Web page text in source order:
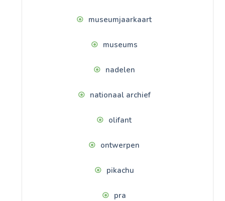
museumjaarkaart
museums
nadelen
nationaal archief
olifant
ontwerpen
pikachu
pra